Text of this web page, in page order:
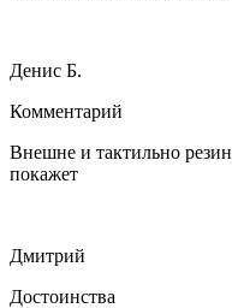
Денис Б.
Комментарий
Внешне и тактильно
покажет
Дмитрий
Достоинства